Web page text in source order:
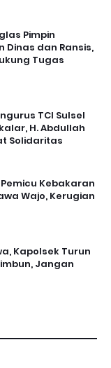
Pimpin
Dinas dan Ransis,
Tugas
TCI Sulsel
H. Abdullah
Solidaritas
Kebakaran
Wajo, Kerugian
Kapolsek Turun
Jangan